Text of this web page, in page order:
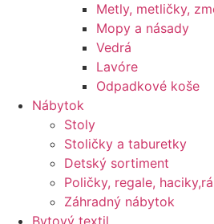
Metly, metličky,
Mopy a násady
Vedrá
Lavóre
Odpadkové koše
Nábytok
Stoly
Stoličky a taburetky
Detský sortiment
Poličky, regale,
Záhradný nábytok
Bytový textil